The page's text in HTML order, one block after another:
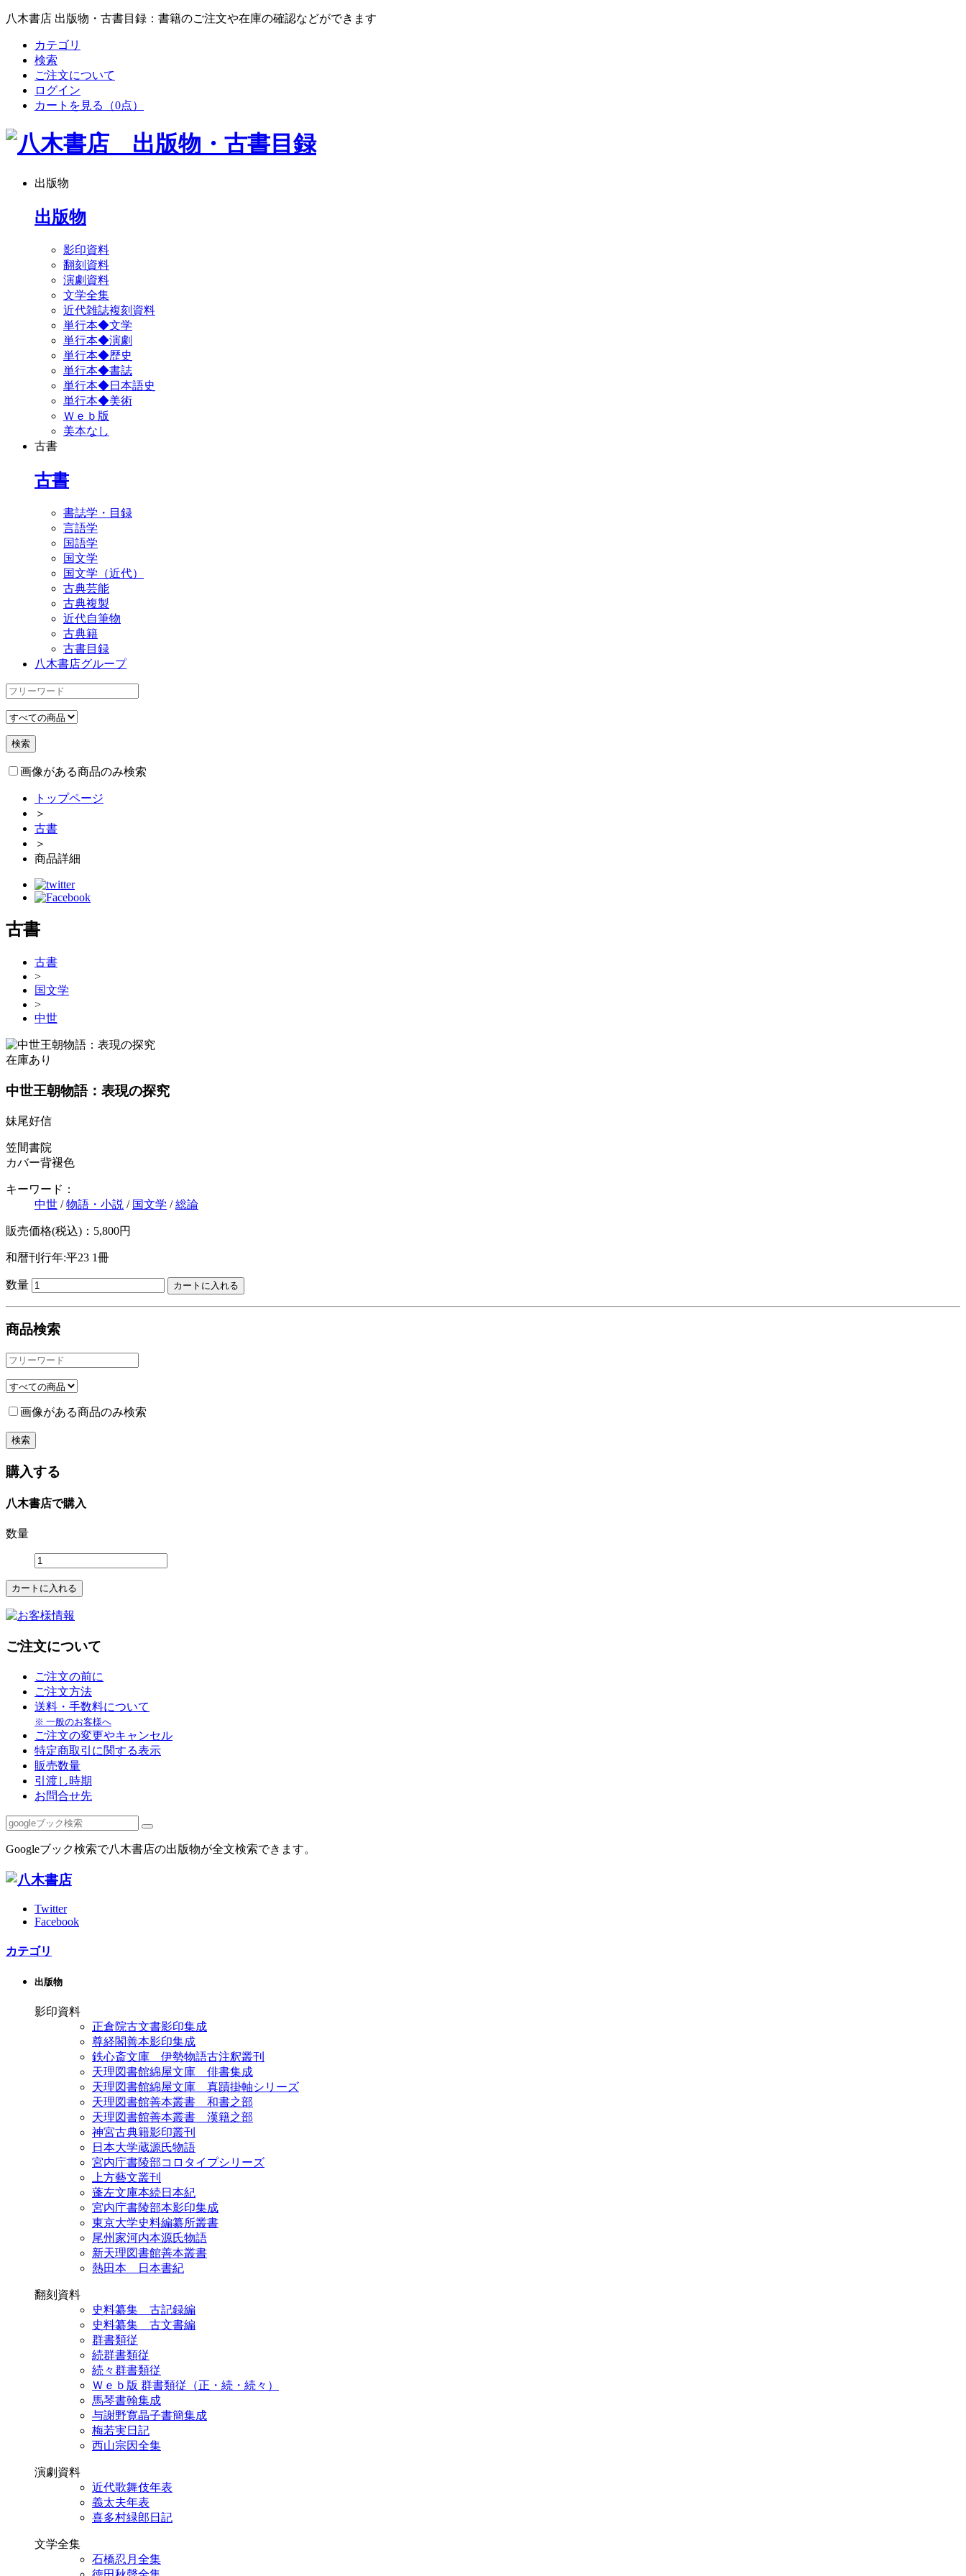
八木書店 出版物・古書目録：書籍のご注文や在庫の確認などができます
カテゴリ
検索
ご注文について
ログイン
カートを見る
（0点）
出版物
出版物
影印資料
翻刻資料
演劇資料
文学全集
近代雑誌複刻資料
単行本◆文学
単行本◆演劇
単行本◆歴史
単行本◆書誌
単行本◆日本語史
単行本◆美術
Ｗｅｂ版
美本なし
古書
古書
書誌学・目録
言語学
国語学
国文学
国文学（近代）
古典芸能
古典複製
近代自筆物
古典籍
古書目録
八木書店グループ
画像がある商品のみ検索
トップページ
＞
古書
＞
商品詳細
古書
古書
>
国文学
>
中世
在庫あり
中世王朝物語：表現の探究
妹尾好信
笠間書院
カバー背褪色
キーワード：
中世 /物語・小説 / 国文学 /総論
販売価格(税込)：5,800円
和暦刊行年:平23 1冊
数量
商品検索
画像がある商品のみ検索
購入する
八木書店で購入
数量
ご注文について
ご注文の前に
ご注文方法
送料・手数料について
※ 一般のお客様へ
ご注文の変更やキャンセル
特定商取引に関する表示
販売数量
引渡し時期
お問合せ先
Googleブック検索で八木書店の出版物が全文検索できます。
Twitter
Facebook
カテゴリ
出版物
影印資料
正倉院古文書影印集成
尊経閣善本影印集成
鉄心斎文庫 伊勢物語古注釈叢刊
天理図書館綿屋文庫 俳書集成
天理図書館綿屋文庫 真蹟掛軸シリーズ
天理図書館善本叢書 和書之部
天理図書館善本叢書 漢籍之部
神宮古典籍影印叢刊
日本大学蔵源氏物語
宮内庁書陵部コロタイプシリーズ
上方藝文叢刊
蓬左文庫本続日本紀
宮内庁書陵部本影印集成
東京大学史料編纂所叢書
尾州家河内本源氏物語
新天理図書館善本叢書
熱田本 日本書紀
翻刻資料
史料纂集 古記録編
史料纂集 古文書編
群書類従
続群書類従
続々群書類従
Ｗｅｂ版 群書類従（正・続・続々）
馬琴書翰集成
与謝野寛晶子書簡集成
梅若実日記
西山宗因全集
演劇資料
近代歌舞伎年表
義太夫年表
喜多村緑郎日記
文学全集
石橋忍月全集